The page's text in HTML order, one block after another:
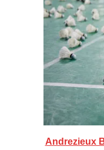
Andrezieux